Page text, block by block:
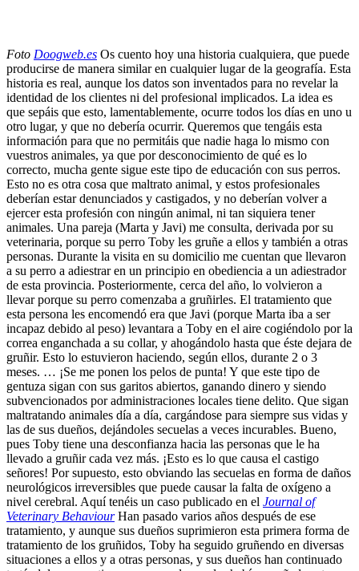
Foto Doogweb.es Os cuento hoy una historia cualquiera, que puede
producirse de manera similar en cualquier lugar de la geografía. Esta
historia es real, aunque los datos son inventados para no revelar la
identidad de los clientes ni del profesional implicados. La idea es
que sepáis que esto, lamentablemente, ocurre todos los días en uno u
otro lugar, y que no debería ocurrir. Queremos que tengáis esta
información para que no permitáis que nadie haga lo mismo con
vuestros animales, ya que por desconocimiento de qué es lo
correcto, mucha gente sigue este tipo de educación con sus perros.
Esto no es otra cosa que maltrato animal, y estos profesionales
deberían estar denunciados y castigados, y no deberían volver a
ejercer esta profesión con ningún animal, ni tan siquiera tener
animales. Una pareja (Marta y Javi) me consulta, derivada por su
veterinaria, porque su perro Toby les gruñe a ellos y también a otras
personas. Durante la visita en su domicilio me cuentan que llevaron
a su perro a adiestrar en un principio en obediencia a un adiestrador
de esta provincia. Posteriormente, cerca del año, lo volvieron a
llevar porque su perro comenzaba a gruñirles. El tratamiento que
esta persona les encomendó era que Javi (porque Marta iba a ser
incapaz debido al peso) levantara a Toby en el aire cogiéndolo por la
correa enganchada a su collar, y ahogándolo hasta que éste dejara de
gruñir. Esto lo estuvieron haciendo, según ellos, durante 2 o 3
meses. … ¡Se me ponen los pelos de punta! Y que este tipo de
gentuza sigan con sus garitos abiertos, ganando dinero y siendo
subvencionados por administraciones locales tiene delito. Que sigan
maltratando animales día a día, cargándose para siempre sus vidas y
las de sus dueños, dejándoles secuelas a veces incurables. Bueno,
pues Toby tiene una desconfianza hacia las personas que le ha
llevado a gruñir cada vez más. ¡Esto es lo que causa el castigo
señores! Por supuesto, esto obviando las secuelas en forma de daños
neurológicos irreversibles que puede causar la falta de oxígeno a
nivel cerebral. Aquí tenéis un caso publicado en el Journal of
Veterinary BehaviourHan pasado varios años después de ese
tratamiento, y aunque sus dueños suprimieron esta primera forma de
tratamiento de los gruñidos, Toby ha seguido gruñendo en diversas
situaciones a ellos y a otras personas, y sus dueños han continuado